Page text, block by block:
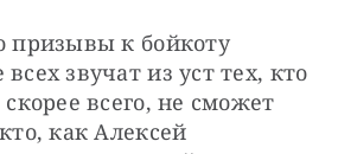
призывы к бойкоту
звучат из уст тех, кто
всего, не сможет
как Алексей